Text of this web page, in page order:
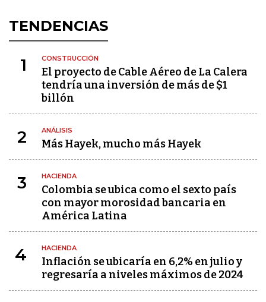
TENDENCIAS
1 CONSTRUCCIÓN
El proyecto de Cable Aéreo de La Calera
tendría una inversión de más de $1
billón
2 ANÁLISIS
Más Hayek, mucho más Hayek
3 HACIENDA
Colombia se ubica como el sexto país
con mayor morosidad bancaria en
América Latina
4 HACIENDA
Inflación se ubicaría en 6,2% en julio y
regresaría a niveles máximos de 2024